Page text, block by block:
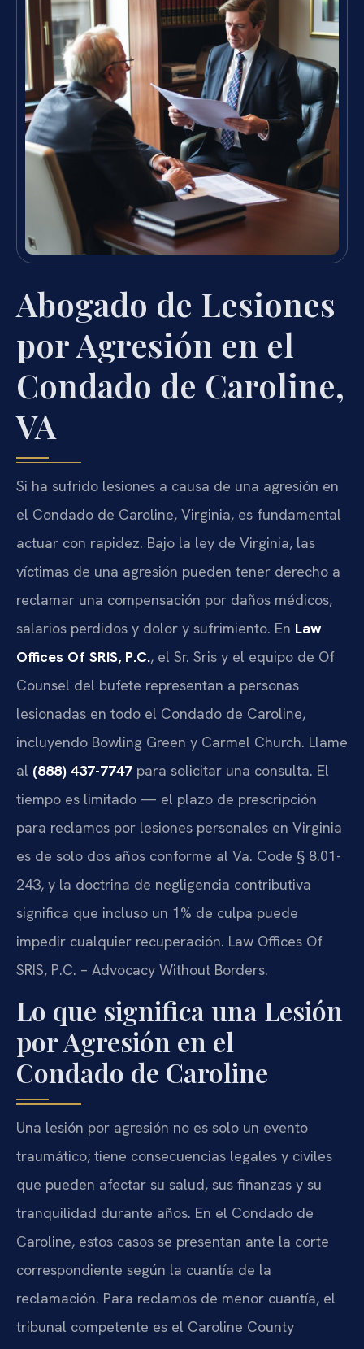
Abogado de Lesiones
por Agresión en el
Condado de Caroline,
VA
Si ha sufrido lesiones a causa de una agresión en
el Condado de Caroline, Virginia, es fundamental
actuar con rapidez. Bajo la ley de Virginia, las
víctimas de una agresión pueden tener derecho a
reclamar una compensación por daños médicos,
salarios perdidos y dolor y sufrimiento. En Law
Offices Of SRIS, P.C., el Sr. Sris y el equipo de Of
Counsel del bufete representan a personas
lesionadas en todo el Condado de Caroline,
incluyendo Bowling Green y Carmel Church. Llame
al (888) 437-7747 para solicitar una consulta. El
tiempo es limitado — el plazo de prescripción
para reclamos por lesiones personales en Virginia
es de solo dos años conforme al Va. Code § 8.01-
243, y la doctrina de negligencia contributiva
significa que incluso un 1% de culpa puede
impedir cualquier recuperación. Law Offices Of
SRIS, P.C. – Advocacy Without Borders.
Lo que significa una Lesión
por Agresión en el
Condado de Caroline
Una lesión por agresión no es solo un evento
traumático; tiene consecuencias legales y civiles
que pueden afectar su salud, sus finanzas y su
tranquilidad durante años. En el Condado de
Caroline, estos casos se presentan ante la corte
correspondiente según la cuantía de la
reclamación. Para reclamos de menor cuantía, el
tribunal competente es el Caroline County